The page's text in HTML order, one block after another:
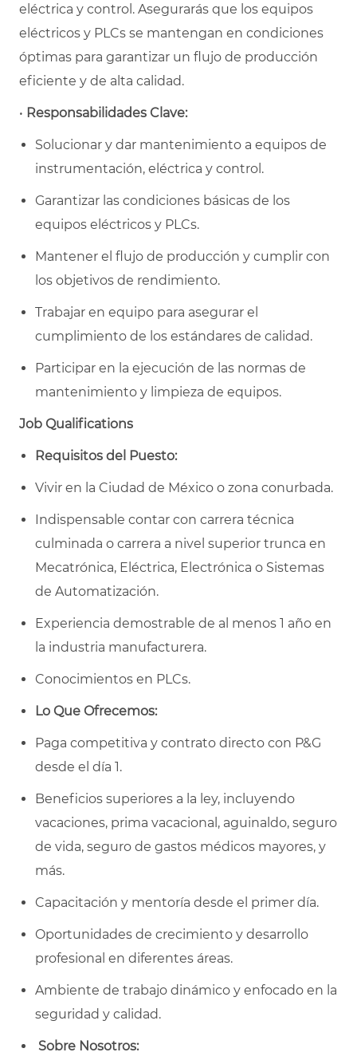
eléctrica y control. Asegurarás que los equipos
eléctricos y PLCs se mantengan en condiciones
óptimas para garantizar un flujo de producción
eficiente y de alta calidad.
• Responsabilidades Clave:
Solucionar y dar mantenimiento a equipos de
instrumentación, eléctrica y control.
Garantizar las condiciones básicas de los
equipos eléctricos y PLCs.
Mantener el flujo de producción y cumplir con
los objetivos de rendimiento.
Trabajar en equipo para asegurar el
cumplimiento de los estándares de calidad.
Participar en la ejecución de las normas de
mantenimiento y limpieza de equipos.
Job Qualifications
Requisitos del Puesto:
Vivir en la Ciudad de México o zona conurbada.
Indispensable contar con carrera técnica
culminada o carrera a nivel superior trunca en
Mecatrónica, Eléctrica, Electrónica o Sistemas
de Automatización.
Experiencia demostrable de al menos 1 año en
la industria manufacturera.
Conocimientos en PLCs.
Lo Que Ofrecemos:
Paga competitiva y contrato directo con P&G
desde el día 1.
Beneficios superiores a la ley, incluyendo
vacaciones, prima vacacional, aguinaldo, seguro
de vida, seguro de gastos médicos mayores, y
más.
Capacitación y mentoría desde el primer día.
Oportunidades de crecimiento y desarrollo
profesional en diferentes áreas.
Ambiente de trabajo dinámico y enfocado en la
seguridad y calidad.
Sobre Nosotros: